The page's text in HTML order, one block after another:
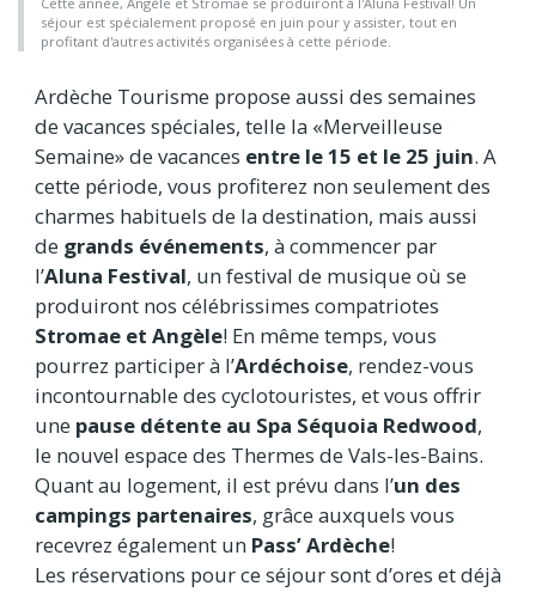
séjour est spécialement proposé en juin pour y assister, tout en
profitant d'autres activités organisées à cette période.
Ardèche Tourisme propose aussi des semaines
de vacances spéciales, telle la «Merveilleuse
Semaine» de vacances entre le 15 et le 25 juin. A
cette période, vous profiterez non seulement des
charmes habituels de la destination, mais aussi
de grands événements, à commencer par
l’Aluna Festival, un festival de musique où se
produiront nos célébrissimes compatriotes
Stromae et Angèle! En même temps, vous
pourrez participer à l’Ardéchoise, rendez-vous
incontournable des cyclotouristes, et vous offrir
une pause détente au Spa Séquoia Redwood,
le nouvel espace des Thermes de Vals-les-Bains.
Quant au logement, il est prévu dans l’un des
campings partenaires, grâce auxquels vous
recevrez également un Pass’ Ardèche!
Les réservations pour ce séjour sont d’ores et déjà